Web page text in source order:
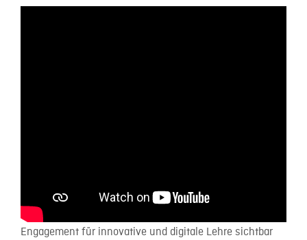
Engagement für innovative und digitale Lehre sichtbar